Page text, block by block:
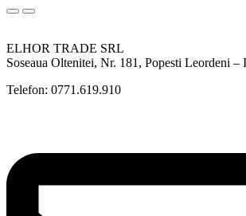
ELHOR TRADE SRL
Soseaua Oltenitei, Nr. 181, Popesti Leordeni –
Telefon: 0771.619.910